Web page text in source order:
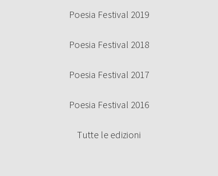
Poesia Festival 2019
Poesia Festival 2018
Poesia Festival 2017
Poesia Festival 2016
Tutte le edizioni